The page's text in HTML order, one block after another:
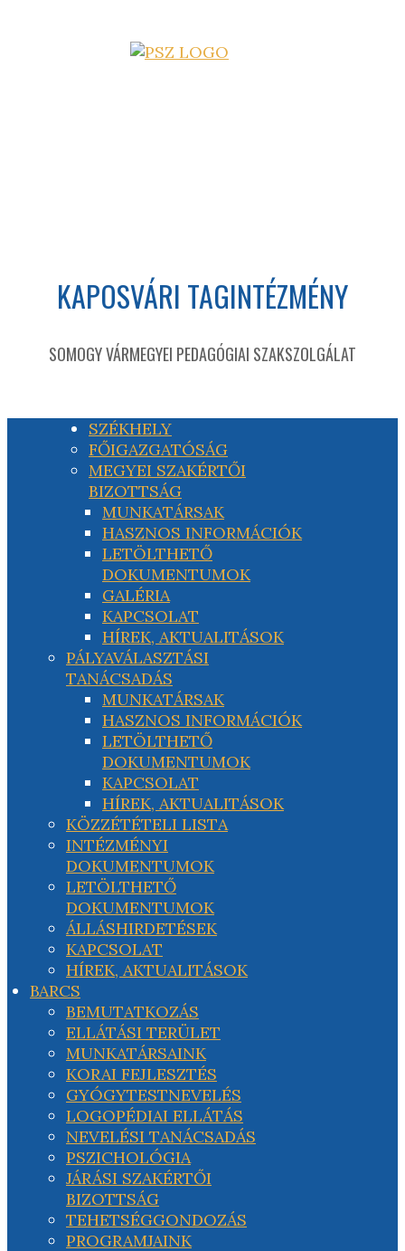
KAPOSVÁRI TAGINTÉZMÉNY
SOMOGY VÁRMEGYEI PEDAGÓGIAI SZAKSZOLGÁLAT
SZÉKHELY
FŐIGAZGATÓSÁG
MEGYEI SZAKÉRTŐI
BIZOTTSÁG
MUNKATÁRSAK
HASZNOS INFORMÁCIÓK
LETÖLTHETŐ
DOKUMENTUMOK
GALÉRIA
KAPCSOLAT
HÍREK, AKTUALITÁSOK
PÁLYAVÁLASZTÁSI
TANÁCSADÁS
MUNKATÁRSAK
HASZNOS INFORMÁCIÓK
LETÖLTHETŐ
DOKUMENTUMOK
KAPCSOLAT
HÍREK, AKTUALITÁSOK
KÖZZÉTÉTELI LISTA
INTÉZMÉNYI
DOKUMENTUMOK
LETÖLTHETŐ
DOKUMENTUMOK
ÁLLÁSHIRDETÉSEK
KAPCSOLAT
HÍREK, AKTUALITÁSOK
BARCS
BEMUTATKOZÁS
ELLÁTÁSI TERÜLET
MUNKATÁRSAINK
KORAI FEJLESZTÉS
GYÓGYTESTNEVELÉS
LOGOPÉDIAI ELLÁTÁS
NEVELÉSI TANÁCSADÁS
PSZICHOLÓGIA
JÁRÁSI SZAKÉRTŐI
BIZOTTSÁG
TEHETSÉGGONDOZÁS
PROGRAMJAINK